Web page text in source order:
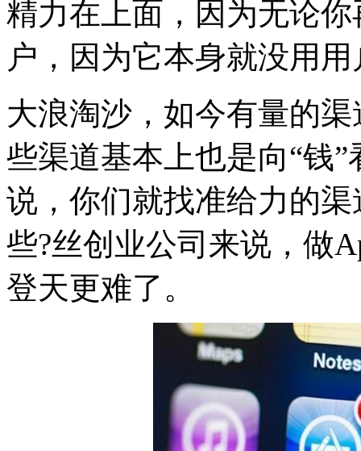
精力在上面，因为无论
户，因为它本身就没用用
大浪淘沙，如今有量的
些渠道基本上也是向“钱
说，你们就找准给力的
些?丝创业公司来说，做
登天更难了。